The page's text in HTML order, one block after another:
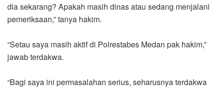
dia sekarang? Apakah masih dinas atau sedang menjalani
pemeriksaan,” tanya hakim.
“Setau saya masih aktif di Polrestabes Medan pak hakim,”
jawab terdakwa.
“Bagi saya ini permasalahan serius, seharusnya terdakwa